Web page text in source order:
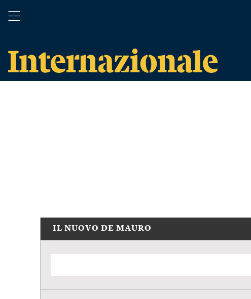
IL NUOVO DE MAURO